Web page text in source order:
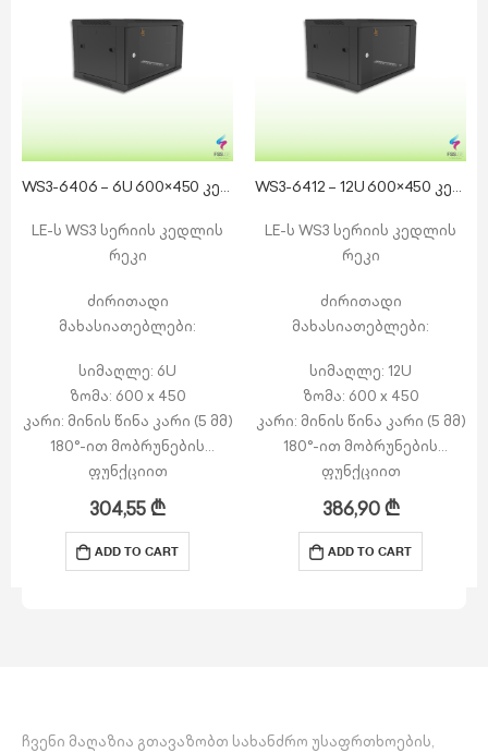
WS3-6406 – 6U 600×450 კედლის რეკი
LE-ს WS3 სერიის კედლის
რეკი
ძირითადი
მახასიათებლები:
სიმაღლე: 6U
ზომა: 600 x 450
კარი: მინის წინა კარი (5 მმ)
180°-ით მობრუნების
ფუნქციით
გვერდით პანელები:
მოხსნადი გვერდითი
პანელები საკეტით
ზედა ნაწილი:…
304,55₾
ADD TO CART
WS3-6412 – 12U 600×450 კედლის რეკი
LE-ს WS3 სერიის კედლის
რეკი
ძირითადი
მახასიათებლები:
სიმაღლე: 12U
ზომა: 600 x 450
კარი: მინის წინა კარი (5 მმ)
180°-ით მობრუნების
ფუნქციით
გვერდით პანელები:
მოხსნადი გვერდითი
პანელები საკეტით
ზედა ნაწილი:…
386,90₾
ADD TO CART
ჩვენი მაღაზია გთავაზობთ სახანძრო უსაფრთხოების,